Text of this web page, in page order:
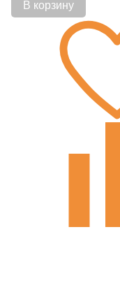
В корзину